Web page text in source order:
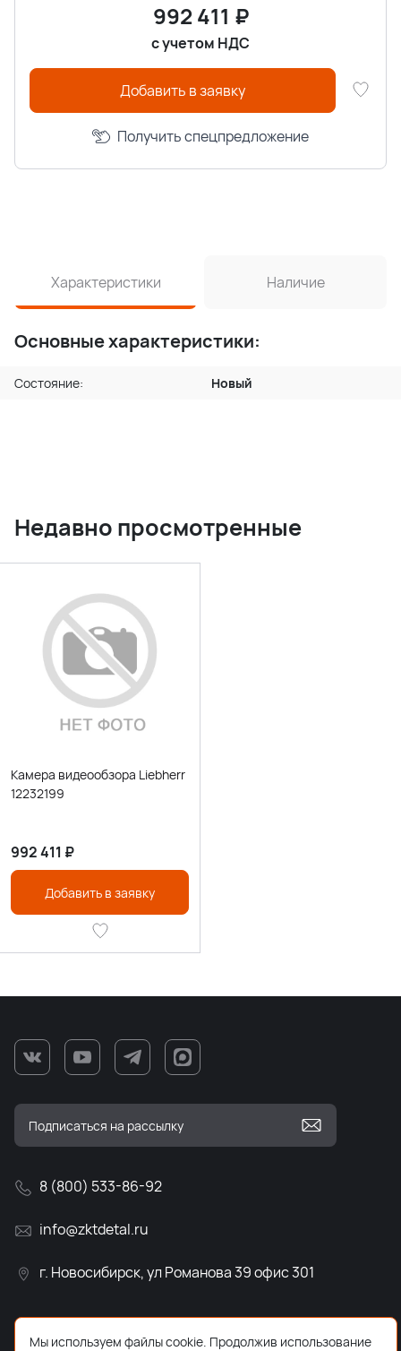
992 411 ₽
с учетом НДС
Добавить в заявку
Получить спецпредложение
Характеристики Наличие
Основные характеристики:
Состояние: Новый
Недавно просмотренные
Камера видеообзора Liebherr
12232199
992 411 ₽
Добавить в заявку
8 (800) 533-86-92
info@zktdetal.ru
г. Новосибирск, ул Романова 39 офис 301
Мы используем файлы cookie. Продолжив использование